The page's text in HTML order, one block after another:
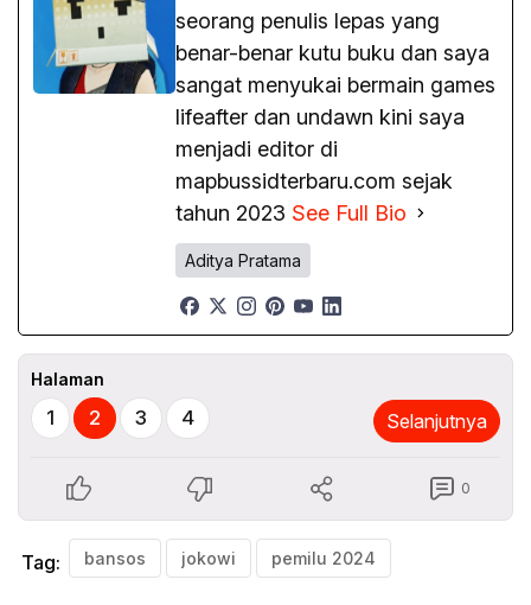
seorang penulis lepas yang
benar-benar kutu buku dan saya
sangat menyukai bermain games
lifeafter dan undawn kini saya
menjadi editor di
mapbussidterbaru.com sejak
tahun 2023 See Full Bio
Aditya Pratama
Halaman
1 2 3 4 Selanjutnya
0
Tag: bansos jokowi pemilu 2024